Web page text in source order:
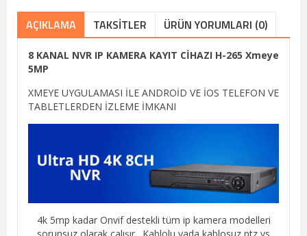
AÇIKLAMA TAKSITLER ÜRÜN YORUMLARI (0)
8 KANAL NVR IP KAMERA KAYIT CİHAZI H-265 Xmeye
5MP
XMEYE UYGULAMASI İLE ANDROİD VE İOS TELEFON VE
TABLETLERDEN İZLEME İMKANI
4k 5mp kadar Onvif destekli tüm ip kamera modelleri